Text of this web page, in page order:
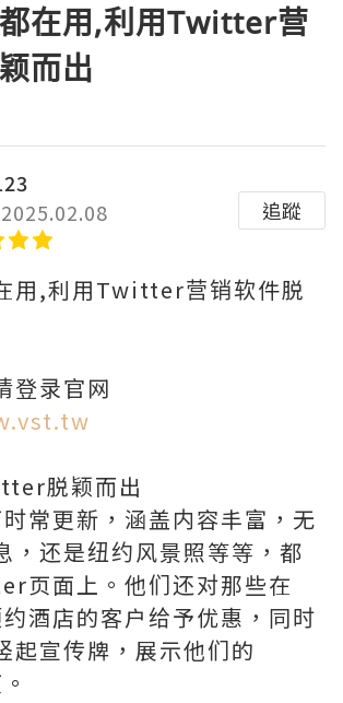
在用,利用Twitter营
而出
追蹤
用,利用Twitter营销软件脱
登录官网
脱颖而出
常更新，涵盖内容丰富，无
，还是纽约风景照等等，都
页面上。他们还对那些在
酒店的客户给予优惠，同时
起宣传牌，展示他们的